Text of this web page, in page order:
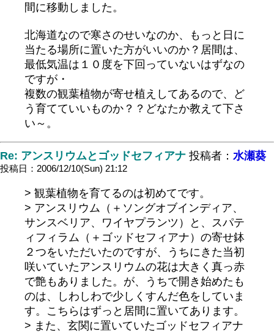
間に移動しました。
北海道なので寒さのせいなのか、もっと日に
当たる場所に置いた方がいいのか？居間は、
最低気温は１０度を下回っていないはずなの
ですが・
複数の観葉植物が寄せ植えしてあるので、ど
う育てていいものか？？どなたか教えて下さ
い～。
Re: アンスリウムとゴッドセフィアナ 投稿者： 水瀬葵
投稿日：2006/12/10(Sun) 21:12
> 観葉植物を育てるのは初めてです。
> アンスリウム（＋ソングオブインディア、
サンスベリア、ワイヤプランツ）と、スパテ
ィフィラム（＋ゴッドセフィアナ）の寄せ鉢
２つをいただいたのですが、うちにきた当初
咲いていたアンスリウムの花は大きく真っ赤
で艶もありました。が、うちで開き始めたも
のは、しわしわで少しくすんだ色をしていま
す。こちらはずっと居間に置いてあります。
> また、玄関に置いていたゴッドセフィアナ